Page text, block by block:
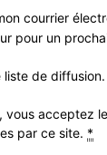
courrier
pour un
de diffusion.
vous acceptez
par ce site. *